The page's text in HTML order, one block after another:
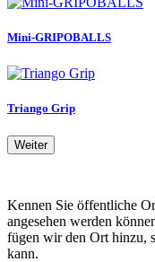
Mini-GRIPOBALLS
Triango Grip
Weiter
Kennen Sie öffentliche
angesehen werden
fügen wir den Ort hinzu,
kann.